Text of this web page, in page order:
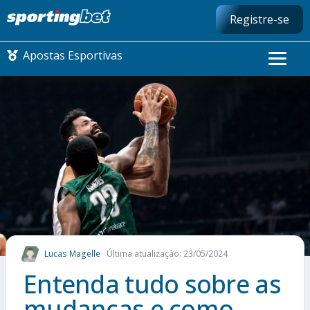
Registre-se
Apostas Esportivas
CONMEBOL LIBERTADORES
FUTEBOL NACIONAL
FUTEBOL INTERNACIONAL
COMO APOSTAR
MAIS ESPORTES
Lucas Magelle Última atualização: 23/05/2024
Entenda tudo sobre as